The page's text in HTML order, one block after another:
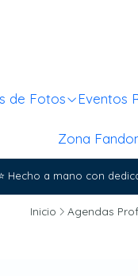
de Fotos Eventos
Zona
Hecho a mano con
Inicio Agendas